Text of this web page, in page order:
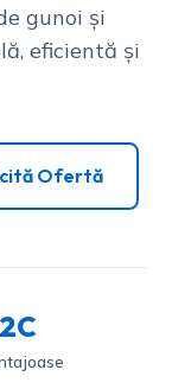
gunoi și
eficientă și
Ofertă